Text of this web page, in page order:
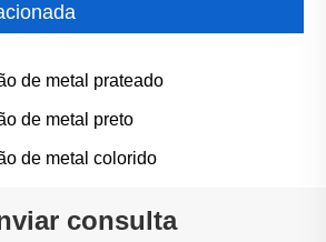
de metal prateado
de metal preto
de metal colorido
consulta